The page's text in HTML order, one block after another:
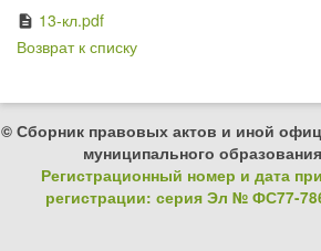
description 13-кл.pdf
Возврат к списку
© Сборник правовых актов и иной
муниципального
Регистрационный номер и дата
регистрации: серия Эл № ФС77-